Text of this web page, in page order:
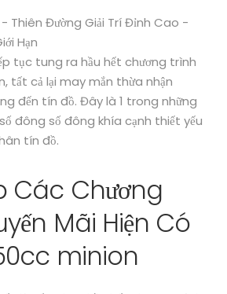
tục tung ra hầu hết chương trình
tất cả lại may mắn thừa nhận
đến tín đồ. Đây là 1 trong những
đông số đông khía cạnh thiết yếu
tín đồ.
Các Chương
Mãi Hiện Có
minion